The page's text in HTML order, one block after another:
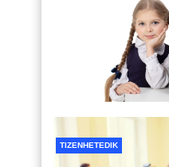
TIZENHETEDIK